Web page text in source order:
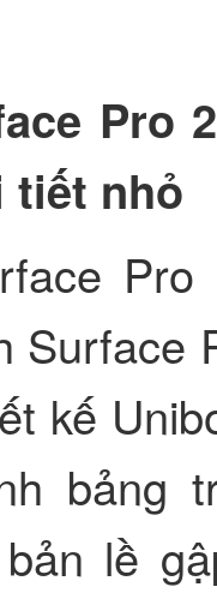
Pro
nhỏ
Surface
kế
bảng
lề